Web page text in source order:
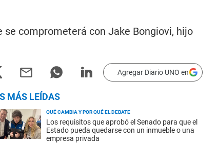
comprometerá con Jake Bongiovi, hijo
Agregar Diario UNO en
MÁS LEÍDAS
QUÉ CAMBIA Y POR QUÉ EL DEBATE
Los requisitos que aprobó el Senado para que el
Estado pueda quedarse con un inmueble o una
empresa privada